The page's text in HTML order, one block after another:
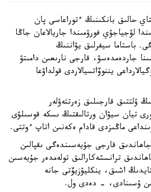
حالىق بانكىنىڭ ءتوراعاسى پان
لۋجياجۋي فورۋمىندا جاريالاعان جاڭا
باستاما سيفرلىق يۋاننىڭ
جاردەمدەسۋ، قارجى نارىعىن دامىتۋ
يننوۆاتسيالاردى قولداۋعا
ۇلتتىق قارجىلىق زەرتتەۋلەر
تيان سيۋان ورتالىقتىڭ ىسكە قوسىلۋى
ماڭىزدى قادام ەكەنىن اتاپ ءوتتى.
قارجى جۇيەسىندەگى ىقپالىن
ترانسشەكارالىق تولەمدەر جۇيەسىن
اشىق، ينكليۋزيۆتى جانە
ۇسىنادى، - دەدى ول.